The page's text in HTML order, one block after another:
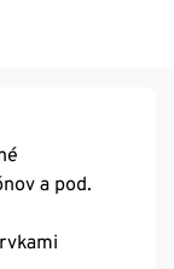
a pod.